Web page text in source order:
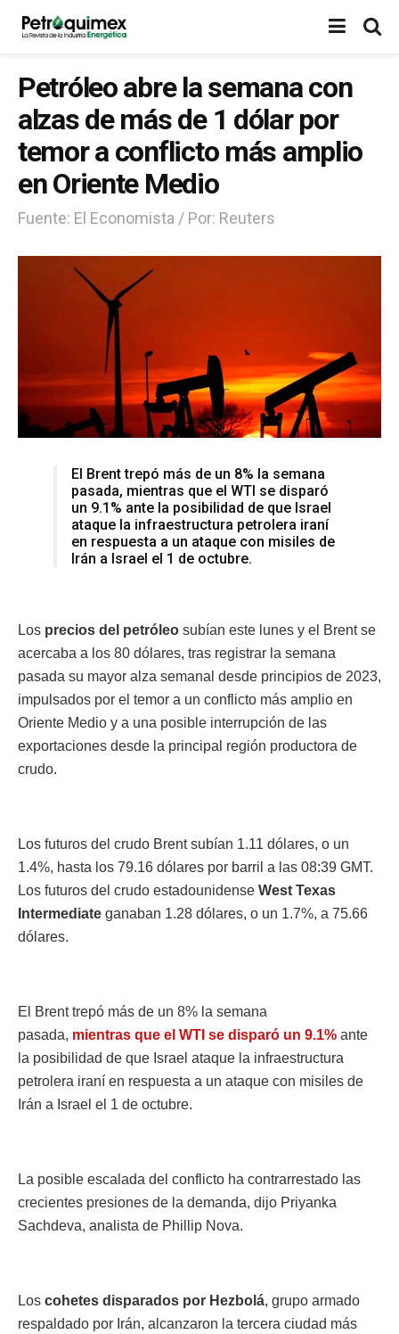
Petróleo abre la semana con
alzas de más de 1 dólar por
temor a conflicto más amplio
en Oriente Medio
Fuente: El Economista / Por: Reuters
El Brent trepó más de un 8% la semana
pasada, mientras que el WTI se disparó
un 9.1% ante la posibilidad de que Israel
ataque la infraestructura petrolera iraní
en respuesta a un ataque con misiles de
Irán a Israel el 1 de octubre.
Los precios del petróleo subían este lunes y el Brent se
acercaba a los 80 dólares, tras registrar la semana
pasada su mayor alza semanal desde principios de 2023,
impulsados por el temor a un conflicto más amplio en
Oriente Medio y a una posible interrupción de las
exportaciones desde la principal región productora de
crudo.
Los futuros del crudo Brent subían 1.11 dólares, o un
1.4%, hasta los 79.16 dólares por barril a las 08:39 GMT.
Los futuros del crudo estadounidense West Texas
Intermediate ganaban 1.28 dólares, o un 1.7%, a 75.66
dólares.
El Brent trepó más de un 8% la semana
pasada, mientras que el WTI se disparó un 9.1% ante
la posibilidad de que Israel ataque la infraestructura
petrolera iraní en respuesta a un ataque con misiles de
Irán a Israel el 1 de octubre.
La posible escalada del conflicto ha contrarrestado las
crecientes presiones de la demanda, dijo Priyanka
Sachdeva, analista de Phillip Nova.
Los cohetes disparados por Hezbolá, grupo armado
respaldado por Irán, alcanzaron la tercera ciudad más